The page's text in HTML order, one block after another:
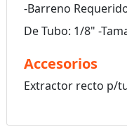
-Barreno
De Tubo: 1/8" -
Accesorios
Extractor recto p/